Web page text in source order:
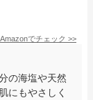
Amazonでチェック >>
の海塩や天然
にもやさしく